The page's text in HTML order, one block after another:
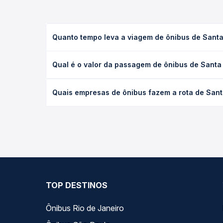
Quanto tempo leva a viagem de ônibus de
executivo ou leito) e as condições de tráfego. Na
Qual é o valor da passagem de ônibus de
poltrona e a antecedência da compra. Na Quero
Quais empresas de ônibus fazem a rota de
TOP DESTINOS
Ônibus Rio de Janeiro